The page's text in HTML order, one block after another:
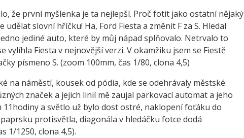
že první myšlenka je ta nejlepší. Proč fotit jako ostatní nějaký
slovní hříčku! Ha, Ford Fiesta a změnit F za S. Hledal
jediné auto, které by můj nápad splňovalo. Netrvalo to
Fiesta v nejnovější verzi. V okamžiku jsem se Fiestě
písmeno S. (zoom 100mm, čas 1/80, clona 4,5)
na náměstí, kousek od pódia, kde se odehrávaly městské
značek a jejich linií mě zaujal parkovací automat a jeho
a světlo už bylo dost ostré, naklopení foťáku do
protisvětla, diagonála v hledáčku fotce dodá
1/1250, clona 4,5).